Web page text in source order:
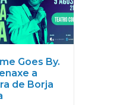
Goes By.
a
de Borja